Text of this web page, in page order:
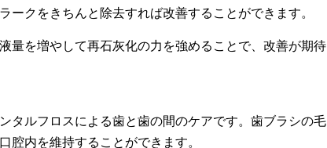
クをきちんと除去すれば改善することができます。
量を増やして再石灰化の力を強めることで、改善が期待
タルフロスによる歯と歯の間のケアです。歯ブラシの毛
腔内を維持することができます。